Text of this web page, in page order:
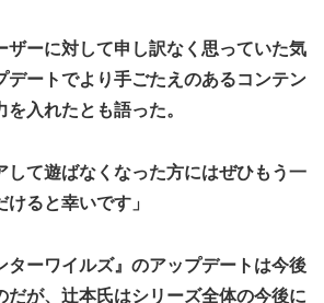
ザーに対して申し訳なく思っていた気
デートでより手ごたえのあるコンテン
入れたとも語った。
して遊ばなくなった方にはぜひもう一
ると幸いです」
ターワイルズ』のアップデートは今後
だが、辻本氏はシリーズ全体の今後に